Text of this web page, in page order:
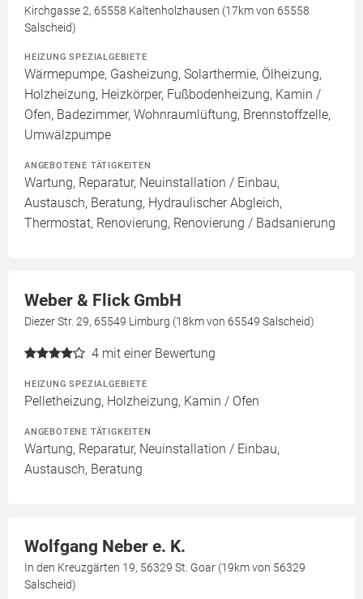
Kirchgasse 2, 65558 Kaltenholzhausen (17km von 65558
Salscheid)
HEIZUNG SPEZIALGEBIETE
Wärmepumpe, Gasheizung, Solarthermie, Ölheizung,
Holzheizung, Heizkörper, Fußbodenheizung, Kamin /
Ofen, Badezimmer, Wohnraumlüftung, Brennstoffzelle,
Umwälzpumpe
ANGEBOTENE TÄTIGKEITEN
Wartung, Reparatur, Neuinstallation / Einbau,
Austausch, Beratung, Hydraulischer Abgleich,
Thermostat, Renovierung, Renovierung / Badsanierung
Weber & Flick GmbH
Diezer Str. 29, 65549 Limburg (18km von 65549 Salscheid)
4 mit einer Bewertung
HEIZUNG SPEZIALGEBIETE
Pelletheizung, Holzheizung, Kamin / Ofen
ANGEBOTENE TÄTIGKEITEN
Wartung, Reparatur, Neuinstallation / Einbau,
Austausch, Beratung
Wolfgang Neber e. K.
In den Kreuzgärten 19, 56329 St. Goar (19km von 56329
Salscheid)